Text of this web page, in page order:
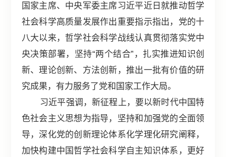
国家主席、中央军委主席习近平近日就推动哲学
社会科学高质量发展作出重要指示指出，党的十
八大以来，哲学社会科学战线认真贯彻落实党中
央决策部署，坚持“两个结合”，扎实推进知识创
新、理论创新、方法创新，推出一批有价值的研
究成果，有力服务了党和国家工作大局。
习近平强调，新征程上，要以新时代中国特
色社会主义思想为指导，坚持和加强党的全面领
导，深化党的创新理论体系化学理化研究阐释，
加快构建中国哲学社会科学自主知识体系，更好